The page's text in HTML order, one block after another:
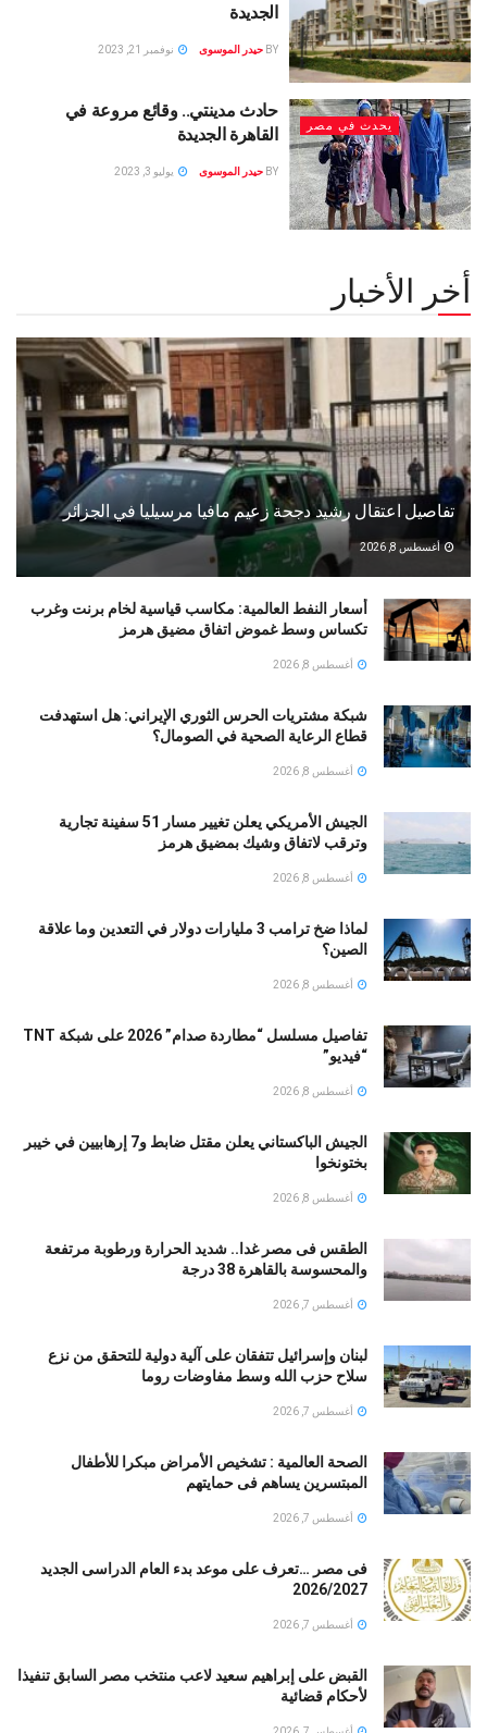
الجديدة
BY حيدر الموسوى نوفمبر 21, 2023
يحدث في مصر
حادث مدينتي.. وقائع مروعة في
القاهرة الجديدة
BY حيدر الموسوى يوليو 3, 2023
أخر الأخبار
تفاصيل اعتقال رشيد دجحة زعيم مافيا مرسيليا في الجزائر
أغسطس 8, 2026
أسعار النفط العالمية: مكاسب قياسية لخام برنت وغرب
تكساس وسط غموض اتفاق مضيق هرمز
أغسطس 8, 2026
شبكة مشتريات الحرس الثوري الإيراني: هل استهدفت
قطاع الرعاية الصحية في الصومال؟
أغسطس 8, 2026
الجيش الأمريكي يعلن تغيير مسار 51 سفينة تجارية
وترقب لاتفاق وشيك بمضيق هرمز
أغسطس 8, 2026
لماذا ضخ ترامب 3 مليارات دولار في التعدين وما علاقة
الصين؟
أغسطس 8, 2026
تفاصيل مسلسل “مطاردة صدام” 2026 على شبكة TNT
“فيديو”
أغسطس 8, 2026
الجيش الباكستاني يعلن مقتل ضابط و7 إرهابيين في خيبر
بختونخوا
أغسطس 8, 2026
الطقس فى مصر غدا.. شديد الحرارة ورطوبة مرتفعة
والمحسوسة بالقاهرة 38 درجة
أغسطس 7, 2026
لبنان وإسرائيل تتفقان على آلية دولية للتحقق من نزع
سلاح حزب الله وسط مفاوضات روما
أغسطس 7, 2026
الصحة العالمية : تشخيص الأمراض مبكرا للأطفال
المبتسرين يساهم فى حمايتهم
أغسطس 7, 2026
فى مصر …تعرف على موعد بدء العام الدراسى الجديد
2026/2027
أغسطس 7, 2026
القبض على إبراهيم سعيد لاعب منتخب مصر السابق تنفيذا
لأحكام قضائية